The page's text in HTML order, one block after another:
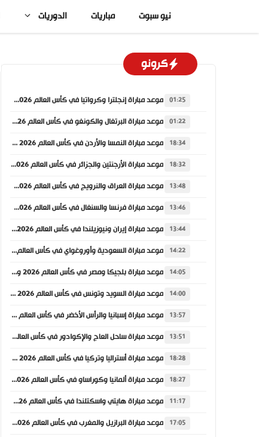
المحتوى
نيو سبوت مباريات الدوريات
كرونو
01:25 موعد مباراة إنجلترا وكرواتيا في كأس العالم 2026 والقنوات الناقلة
01:22 موعد مباراة البرتغال والكونغو في كأس العالم 2026 والقنوات الناقلة
18:34 موعد مباراة النمسا والأردن في كأس العالم 2026 والقنوات الناقلة
18:32 موعد مباراة الأرجنتين والجزائر في كأس العالم 2026 والقنوات الناقلة
13:48 موعد مباراة العراق والنرويج في كأس العالم 2026 والقنوات الناقلة
13:46 موعد مباراة فرنسا والسنغال في كأس العالم 2026 والقنوات الناقلة
13:44 موعد مباراة إيران ونيوزيلندا في كأس العالم 2026 والقنوات الناقلة
14:22 موعد مباراة السعودية وأوروغواي في كأس العالم 2026 والقنوات الناقلة
14:05 موعد مباراة بلجيكا ومصر في كأس العالم 2026 والقنوات الناقلة
14:00 موعد مباراة السويد وتونس في كأس العالم 2026 والقنوات الناقلة
13:57 موعد مباراة إسبانيا والرأس الأخضر في كأس العالم 2026 والقنوات الناقلة
13:51 موعد مباراة ساحل العاج والإكوادور في كأس العالم 2026 والقنوات الناقلة
18:28 موعد مباراة أستراليا وتركيا في كأس العالم 2026 والقنوات الناقلة
18:27 موعد مباراة ألمانيا وكوراساو في كأس العالم 2026 والقنوات الناقلة
11:17 موعد مباراة هايتي واسكتلندا في كأس العالم 2026 والقنوات الناقلة
17:05 موعد مباراة البرازيل والمغرب في كأس العالم 2026 والقنوات الناقلة